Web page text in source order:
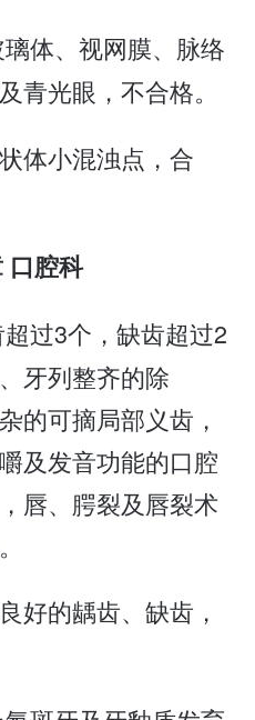
体、视网膜、脉络
青光眼，不合格。
体小混浊点，合
口腔科
过3个，缺齿超过2
牙列整齐的除
的可摘局部义齿，
及发音功能的口腔
唇、腭裂及唇裂术
好的龋齿、缺齿，